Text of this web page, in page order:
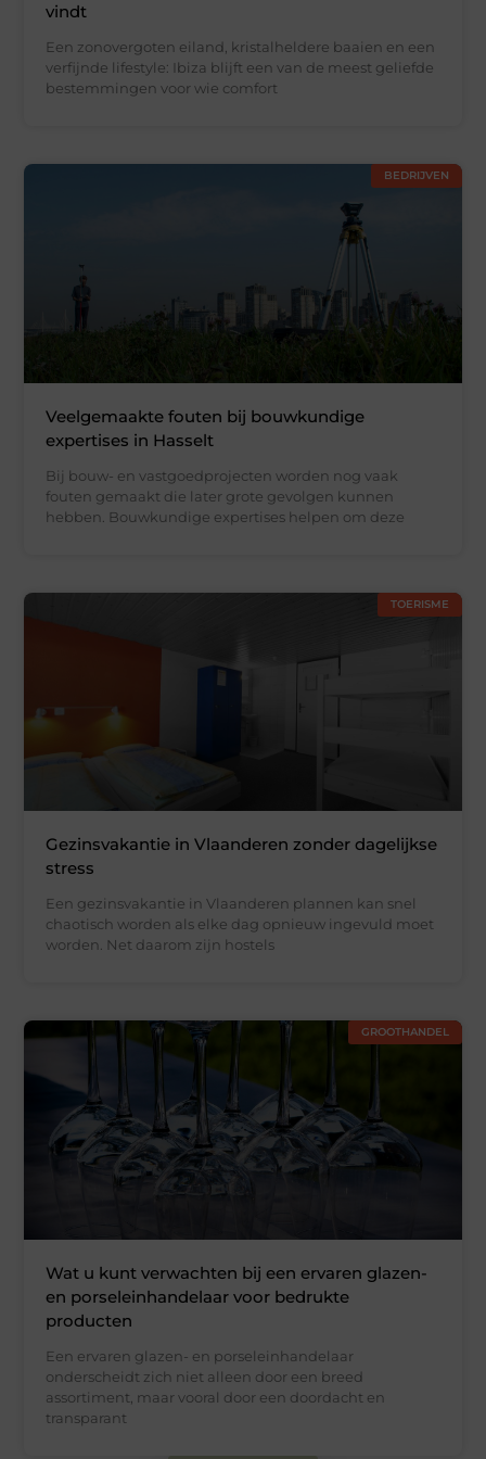
vindt
Een zonovergoten eiland, kristalheldere baaien en een
verfijnde lifestyle: Ibiza blijft een van de meest geliefde
bestemmingen voor wie comfort
BEDRIJVEN
Veelgemaakte fouten bij bouwkundige
expertises in Hasselt
Bij bouw- en vastgoedprojecten worden nog vaak
fouten gemaakt die later grote gevolgen kunnen
hebben. Bouwkundige expertises helpen om deze
TOERISME
Gezinsvakantie in Vlaanderen zonder dagelijkse
stress
Een gezinsvakantie in Vlaanderen plannen kan snel
chaotisch worden als elke dag opnieuw ingevuld moet
worden. Net daarom zijn hostels
GROOTHANDEL
Wat u kunt verwachten bij een ervaren glazen-
en porseleinhandelaar voor bedrukte
producten
Een ervaren glazen- en porseleinhandelaar
onderscheidt zich niet alleen door een breed
assortiment, maar vooral door een doordacht en
transparant